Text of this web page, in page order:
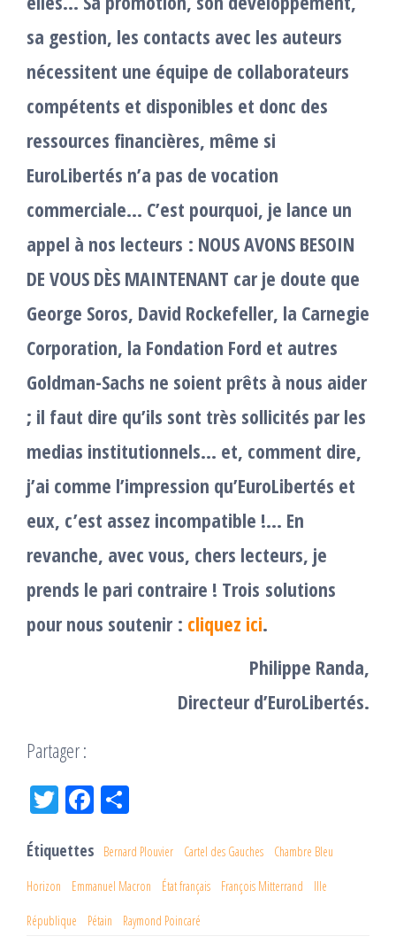
sa gestion, les contacts avec les auteurs
nécessitent une équipe de collaborateurs
compétents et disponibles et donc des
ressources financières, même si
EuroLibertés n’a pas de vocation
commerciale… C’est pourquoi, je lance un
appel à nos lecteurs : NOUS AVONS BESOIN
DE VOUS DÈS MAINTENANT car je doute que
George Soros, David Rockefeller, la Carnegie
Corporation, la Fondation Ford et autres
Goldman-Sachs ne soient prêts à nous aider
; il faut dire qu’ils sont très sollicités par les
medias institutionnels… et, comment dire,
j’ai comme l’impression qu’EuroLibertés et
eux, c’est assez incompatible !… En
revanche, avec vous, chers lecteurs, je
prends le pari contraire ! Trois solutions
pour nous soutenir : cliquez ici.
Philippe Randa,
Directeur d’EuroLibertés.
Partager :
Tw
er
Fac
oo
k
ge
r
Étiquettes Bernard Plouvier Cartel des Gauches Chambre Bleu
Horizon Emmanuel Macron État français François Mitterrand IIIe
République Pétain Raymond Poincaré